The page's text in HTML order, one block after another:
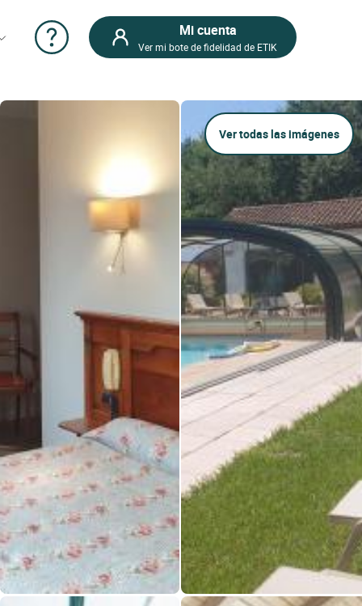
Mi cuenta
Ver mi bote de fidelidad de ETIK
Ver todas las imágenes